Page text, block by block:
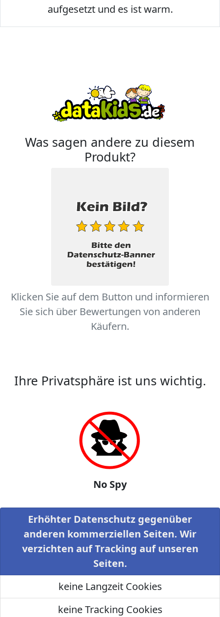
aufgesetzt und es ist warm.
Was sagen andere zu diesem
Produkt?
Klicken Sie auf dem Button und informieren
Sie sich über Bewertungen von anderen
Käufern.
Ihre Privatsphäre ist uns wichtig.
No Spy
Erhöhter Datenschutz gegenüber
anderen kommerziellen Seiten. Wir
verzichten auf Tracking auf unseren
Seiten.
keine Langzeit Cookies
keine Tracking Cookies